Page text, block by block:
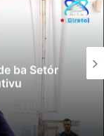
ba Setór